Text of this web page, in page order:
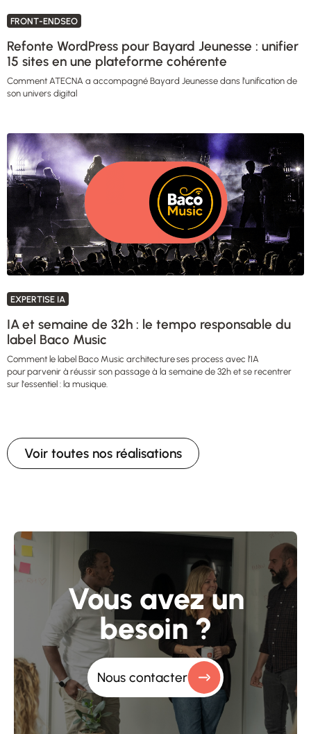
FRONT-ENDSEO
Refonte WordPress pour Bayard Jeunesse : unifier
15 sites en une plateforme cohérente
Comment ATECNA a accompagné Bayard Jeunesse dans l’unification de
son univers digital
EXPERTISE IA
IA et semaine de 32h : le tempo responsable du
label Baco Music
Comment le label Baco Music architecture ses process avec l’IA
pour parvenir à réussir son passage à la semaine de 32h et se recentrer
sur l'essentiel : la musique.
Voir toutes nos réalisations
Vous avez un
besoin ?
Nous contacter